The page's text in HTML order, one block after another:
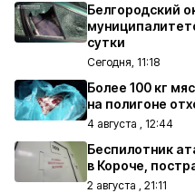
Белгородский
сутки
Сегодня, 11:18
Более 100 кг
на полигоне
4 августа , 12:44
Беспилотник
в Короче,
2 августа , 21:11